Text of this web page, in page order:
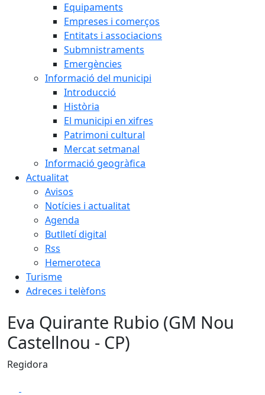
Equipaments
Empreses i comerços
Entitats i associacions
Submnistraments
Emergències
Informació del municipi
Introducció
Història
El municipi en xifres
Patrimoni cultural
Mercat setmanal
Informació geogràfica
Actualitat
Avisos
Notícies i actualitat
Agenda
Butlletí digital
Rss
Hemeroteca
Turisme
Adreces i telèfons
Eva Quirante Rubio (GM Nou
Castellnou - CP)
Regidora